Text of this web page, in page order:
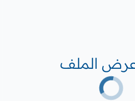
الملف